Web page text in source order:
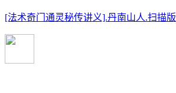
[法术奇门通灵秘传讲义].丹南山人.扫描版